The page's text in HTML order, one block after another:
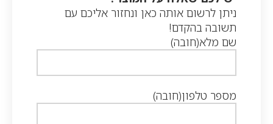
ניתן לרשום אותה כאן ונחזור אליכם עם
תשובה בהקדם!
שם מלא(חובה)
מספר טלפון(חובה)